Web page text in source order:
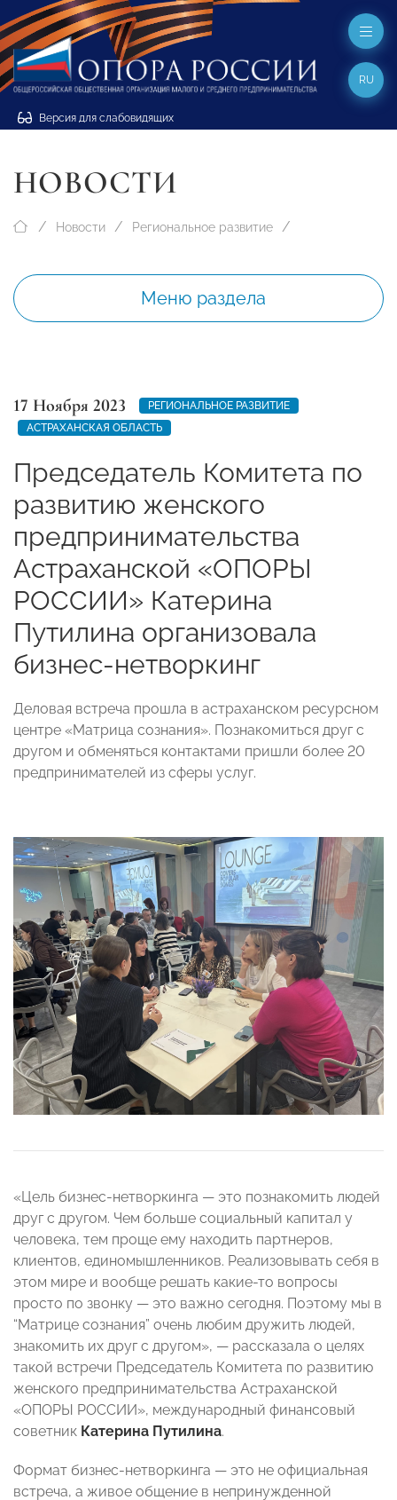
Версия для слабовидящих
RU
НОВОСТИ
Новости Региональное развитие
Меню раздела
17 Ноября 2023
РЕГИОНАЛЬНОЕ РАЗВИТИЕ
АСТРАХАНСКАЯ ОБЛАСТЬ
Председатель Комитета по
развитию женского
предпринимательства
Астраханской «ОПОРЫ
РОССИИ» Катерина
Путилина организовала
бизнес-нетворкинг
Деловая встреча прошла в астраханском ресурсном
центре «Матрица сознания». Познакомиться друг с
другом и обменяться контактами пришли более 20
предпринимателей из сферы услуг.
«Цель бизнес-нетворкинга — это познакомить людей
друг с другом. Чем больше социальный капитал у
человека, тем проще ему находить партнеров,
клиентов, единомышленников. Реализовывать себя в
этом мире и вообще решать какие-то вопросы
просто по звонку — это важно сегодня. Поэтому мы в
“Матрице сознания” очень любим дружить людей,
знакомить их друг с другом», — рассказала о целях
такой встречи Председатель Комитета по развитию
женского предпринимательства Астраханской
«ОПОРЫ РОССИИ», международный финансовый
советник Катерина Путилина.
Формат бизнес-нетворкинга — это не официальная
встреча, а живое общение в непринужденной